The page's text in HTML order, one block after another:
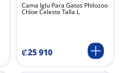
Cama Iglu Para Gatos Philozoo
Chloe Celeste Talla L
₡25910